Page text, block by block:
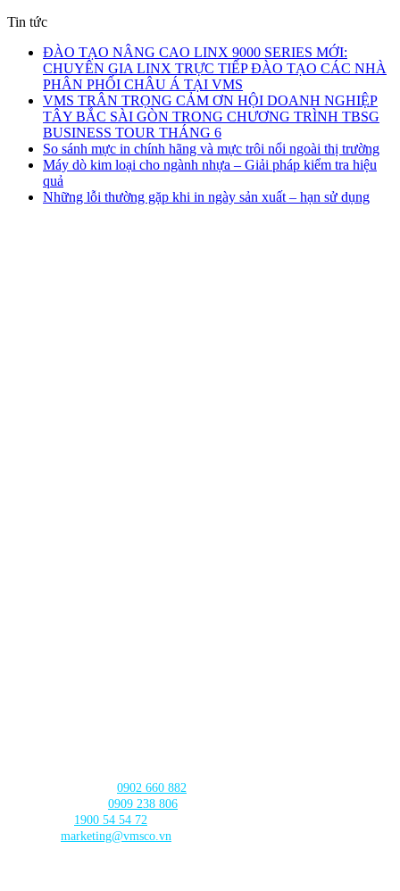
Tin tức
ĐÀO TẠO NÂNG CAO LINX 9000 SERIES MỚI:
CHUYÊN GIA LINX TRỰC TIẾP ĐÀO TẠO CÁC NHÀ
PHÂN PHỐI CHÂU Á TẠI VMS
VMS TRÂN TRỌNG CẢM ƠN HỘI DOANH NGHIỆP
TÂY BẮC SÀI GÒN TRONG CHƯƠNG TRÌNH TBSG
BUSINESS TOUR THÁNG 6
So sánh mực in chính hãng và mực trôi nổi ngoài thị trường
Máy dò kim loại cho ngành nhựa – Giải pháp kiểm tra hiệu
quả
Những lỗi thường gặp khi in ngày sản xuất – hạn sử dụng
0902 660 882
0909 238 806
1900 54 54 72
marketing@vmsco.vn